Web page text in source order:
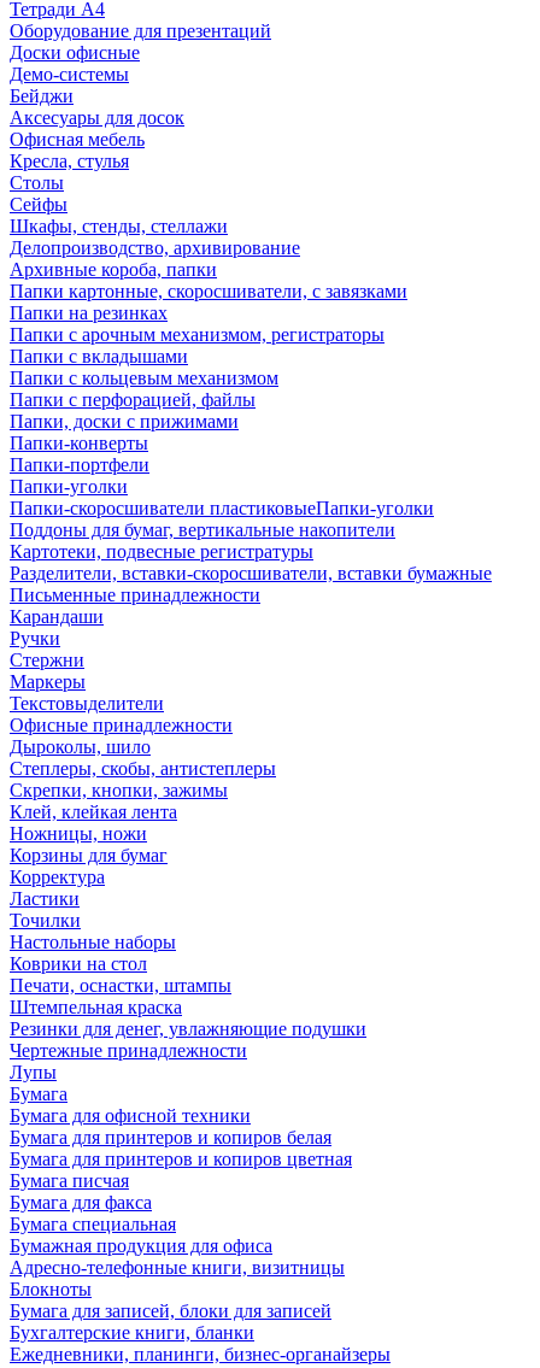
Тетради А4
Оборудование для презентаций
Доски офисные
Демо-системы
Бейджи
Аксесуары для досок
Офисная мебель
Кресла, стулья
Столы
Сейфы
Шкафы, стенды, стеллажи
Делопроизводство, архивирование
Архивные короба, папки
Папки картонные, скоросшиватели, с завязками
Папки на резинках
Папки с арочным механизмом, регистраторы
Папки с вкладышами
Папки с кольцевым механизмом
Папки с перфорацией, файлы
Папки, доски с прижимами
Папки-конверты
Папки-портфели
Папки-уголки
Папки-скоросшиватели пластиковыеПапки-уголки
Поддоны для бумаг, вертикальные накопители
Картотеки, подвесные регистратуры
Разделители, вставки-скоросшиватели, вставки бумажные
Письменные принадлежности
Карандаши
Ручки
Стержни
Маркеры
Текстовыделители
Офисные принадлежности
Дыроколы, шило
Степлеры, скобы, антистеплеры
Скрепки, кнопки, зажимы
Клей, клейкая лента
Ножницы, ножи
Корзины для бумаг
Корректура
Ластики
Точилки
Настольные наборы
Коврики на стол
Печати, оснастки, штампы
Штемпельная краска
Резинки для денег, увлажняющие подушки
Чертежные принадлежности
Лупы
Бумага
Бумага для офисной техники
Бумага для принтеров и копиров белая
Бумага для принтеров и копиров цветная
Бумага писчая
Бумага для факса
Бумага специальная
Бумажная продукция для офиса
Адресно-телефонные книги, визитницы
Блокноты
Бумага для записей, блоки для записей
Бухгалтерские книги, бланки
Ежедневники, планинги, бизнес-органайзеры